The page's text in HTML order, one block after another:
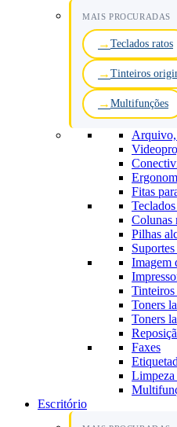
MAIS PROCURADAS
Teclados ratos
Tinteiros
Multifunções
Arquivo,
Fitas
Colunas
Pilhas
Imagem
Toners
Toners
Faxes
Limpeza
Escritório